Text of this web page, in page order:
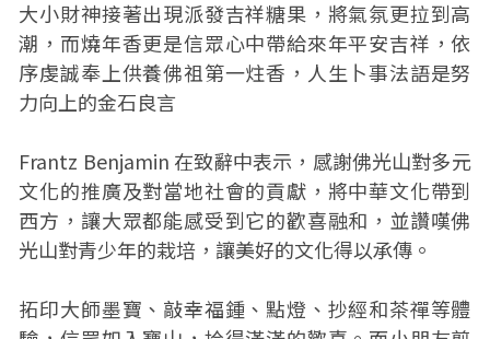
大小財神接著出現派發吉祥糖果，將氣氛更拉到高
潮，而燒年香更是信眾心中帶給來年平安吉祥，依
序虔誠奉上供養佛祖第一炷香，人生卜事法語是努
力向上的金石良言
Frantz Benjamin 在致辭中表示，感謝佛光山對多元
文化的推廣及對當地社會的貢獻，將中華文化帶到
西方，讓大眾都能感受到它的歡喜融和，並讚嘆佛
光山對青少年的栽培，讓美好的文化得以承傳。
拓印大師墨寶、敲幸福鍾、點燈、抄經和茶禪等體